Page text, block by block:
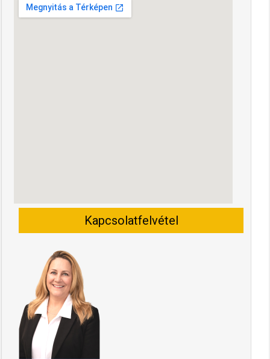
Kapcsolatfelvétel